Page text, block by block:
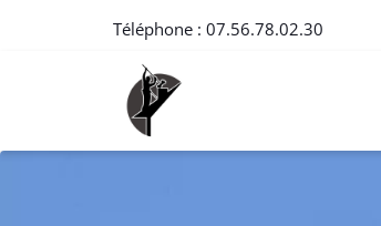
Téléphone : 07.56.78.02.30